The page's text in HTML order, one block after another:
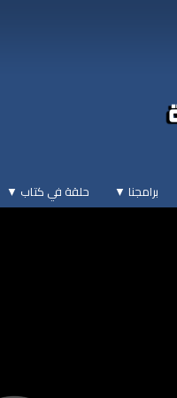
برامجنا ▼ حلقة في كتاب ▼